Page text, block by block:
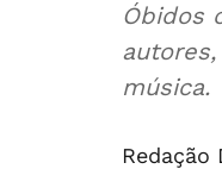
Óbidos
música.
Redação